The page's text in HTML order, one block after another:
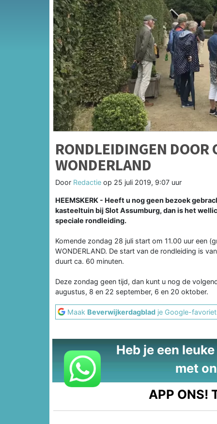
RONDLEIDINGEN DOOR
WONDERLAND
Door Redactie op 25 juli 2019, 9:07 uur
HEEMSKERK - Heeft u nog geen bezoek
kasteeltuin bij Slot Assumburg, dan is het
speciale rondleiding.
Komende zondag 28 juli start om 11.00 uur een
WONDERLAND. De start van de rondleiding is
duurt ca. 60 minuten.
Deze zondag geen tijd, dan kunt u nog de
augustus, 8 en 22 september, 6 en 20 oktober.
Maak Beverwijkerdagblad je Google-favoriet
Heb je een
met
APP ONS!